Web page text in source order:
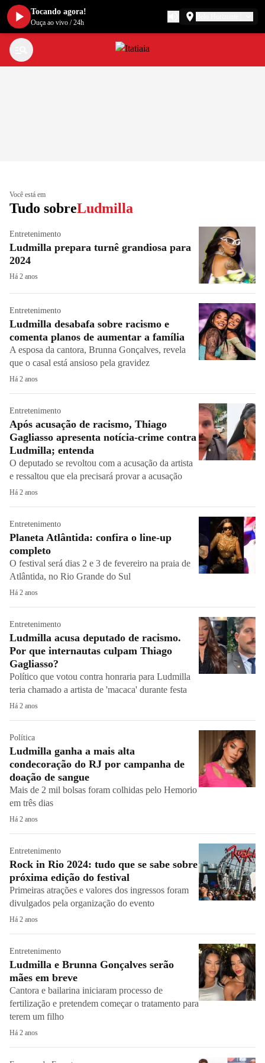
Você está em
Tudo sobreLudmilla
Entretenimento
Ludmilla prepara turnê grandiosa para
2024
Há 2 anos
Entretenimento
Ludmilla desabafa sobre racismo e
comenta planos de aumentar a família
A esposa da cantora, Brunna Gonçalves, revela
que o casal está ansioso pela gravidez
Há 2 anos
Entretenimento
Após acusação de racismo, Thiago
Gagliasso apresenta notícia-crime contra
Ludmilla; entenda
O deputado se revoltou com a acusação da artista
e ressaltou que ela precisará provar a acusação
Há 2 anos
Entretenimento
Planeta Atlântida: confira o line-up
completo
O festival será dias 2 e 3 de fevereiro na praia de
Atlântida, no Rio Grande do Sul
Há 2 anos
Entretenimento
Ludmilla acusa deputado de racismo.
Por que internautas culpam Thiago
Gagliasso?
Político que votou contra honraria para Ludmilla
teria chamado a artista de 'macaca' durante festa
Há 2 anos
Política
Ludmilla ganha a mais alta
condecoração do RJ por campanha de
doação de sangue
Mais de 2 mil bolsas foram colhidas pelo Hemorio
em três dias
Há 2 anos
Entretenimento
Rock in Rio 2024: tudo que se sabe sobre
próxima edição do festival
Primeiras atrações e valores dos ingressos foram
divulgados pela organização do evento
Há 2 anos
Entretenimento
Ludmilla e Brunna Gonçalves serão
mães em breve
Cantora e bailarina iniciaram processo de
fertilização e pretendem começar o tratamento para
terem um filho
Há 2 anos
Tocando agora!
Ouça ao vivo /24h